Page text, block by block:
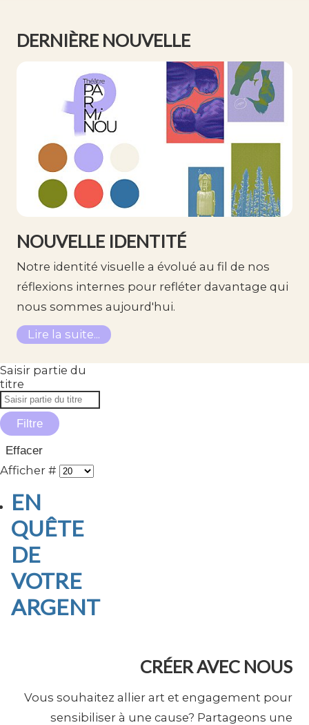
DERNIÈRE NOUVELLE
NOUVELLE IDENTITÉ
Notre identité visuelle a évolué au fil de nos
réflexions internes pour refléter davantage qui
nous sommes aujourd'hui.
Lire la suite...
Saisir partie du
titre
Filtre
Effacer
Afficher #
EN
QUÊTE
DE
VOTRE
ARGENT
CRÉER AVEC NOUS
Vous souhaitez allier art et engagement pour
sensibiliser à une cause? Partageons une